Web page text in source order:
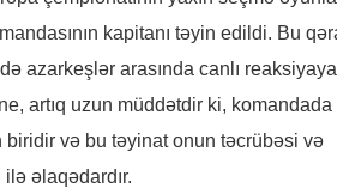
kapitanı təyin edildi. Bu
azarkeşlər arasında canlı reaksiyaya
artıq uzun müddətdir ki, komandada
biridir və bu təyinat onun təcrübəsi və
əlaqədardır.